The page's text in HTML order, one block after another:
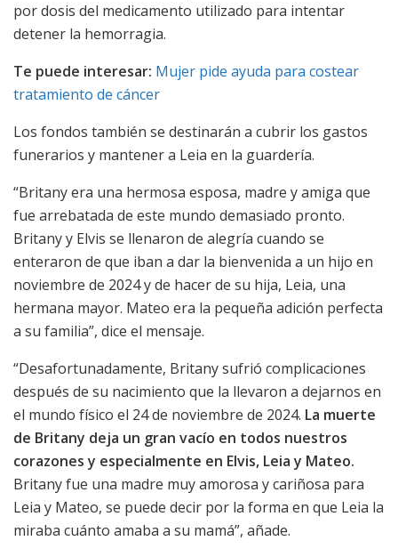
por dosis del medicamento utilizado para intentar
detener la hemorragia.
Te puede interesar: Mujer pide ayuda para costear
tratamiento de cáncer
Los fondos también se destinarán a cubrir los gastos
funerarios y mantener a Leia en la guardería.
“Britany era una hermosa esposa, madre y amiga que
fue arrebatada de este mundo demasiado pronto.
Britany y Elvis se llenaron de alegría cuando se
enteraron de que iban a dar la bienvenida a un hijo en
noviembre de 2024 y de hacer de su hija, Leia, una
hermana mayor. Mateo era la pequeña adición perfecta
a su familia”, dice el mensaje.
“Desafortunadamente, Britany sufrió complicaciones
después de su nacimiento que la llevaron a dejarnos en
el mundo físico el 24 de noviembre de 2024. La muerte
de Britany deja un gran vacío en todos nuestros
corazones y especialmente en Elvis, Leia y Mateo.
Britany fue una madre muy amorosa y cariñosa para
Leia y Mateo, se puede decir por la forma en que Leia la
miraba cuánto amaba a su mamá”, añade.